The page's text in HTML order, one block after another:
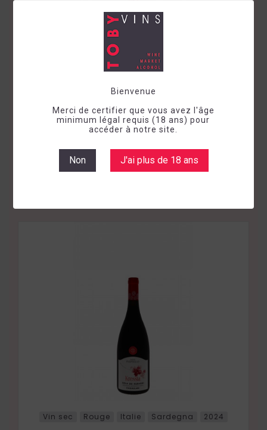
Bienvenue
Merci de certifier que vous avez l'âge
minimum légal requis (18 ans) pour
accéder à notre site.
Non J'ai plus de 18 ans
Rouge Italie Sardegna
CANNONAU DI SARDEGNA SAN
COSTANTINO PODERI PARPINELLO
Vin sec Rouge Italie Sardegna 2024